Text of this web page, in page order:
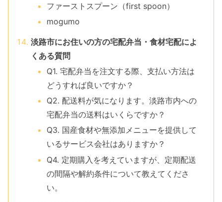
ファーストスプーン（first spoon）
mogumo
淡路市にお住いの方の宅配弁当・食材宅配によ
くある質問
Q1. 宅配弁当を注文する際、支払い方法は
どうすれば良いですか？
Q2. 配送料が気になります。淡路市内への
宅配弁当の送料はいくらですか？
Q3. 国産食材や無添加メニューを提供して
いるサービス会社はありますか？
Q4. 定期購入を考えていますが、定期配送
の間隔や解約条件について教えてくださ
い。